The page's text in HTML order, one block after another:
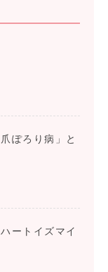
ぽろり病」と
ートイズマイ